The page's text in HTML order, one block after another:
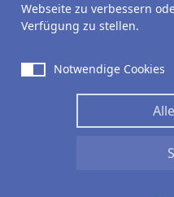
als Führungskraft?
Guides
mehr Empathie, mehr
Bindung
Stimmung.
Webseite zu verbessern
Verfügung zu stellen.
Notwendige Cookies